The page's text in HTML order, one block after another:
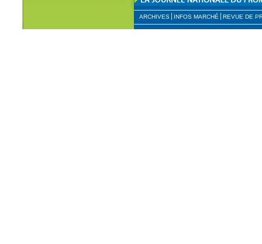
ARCHIVES INFOS MARCHÉ REVUE DE